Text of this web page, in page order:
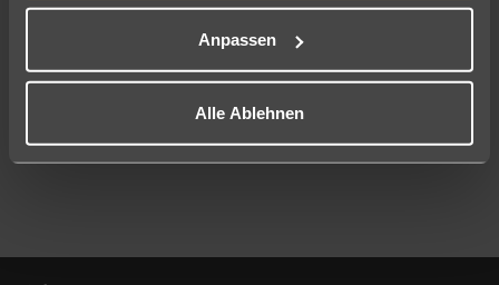
Anpassen
Alle Ablehnen
Mehr Filter anzeigen